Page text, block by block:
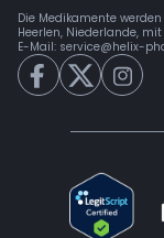
Die Medikamente
Heerlen, Niederlande,
E-Mail: service@helix-